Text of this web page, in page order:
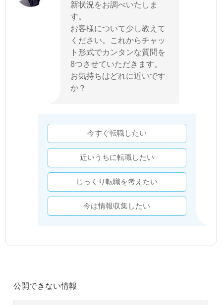
新状況をお調べいたしま
す。
お客様について少し教えて
ください。これからチャッ
ト形式でカンタンな質問を
8つさせていただきます。
お気持ちはどれに近いです
か？
今すぐ転職したい
近いうちに転職したい
じっくり転職を考えたい
今は情報収集したい
公開できない情報